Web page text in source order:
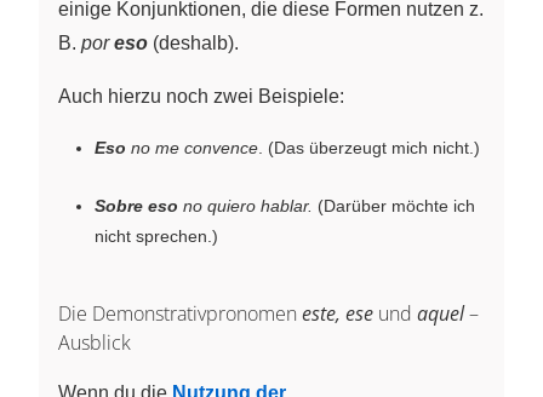
einige Konjunktionen, die diese Formen nutzen z.
B. poreso (deshalb).
Auch hierzu noch zwei Beispiele:
Eso no me convence . (Das überzeugt mich nicht.)
Sobre eso no quiero hablar. (Darüber möchte ich
nicht sprechen.)
Die Demonstrativpronomen este, ese und aquel–
Ausblick
Wenn du die Nutzung der